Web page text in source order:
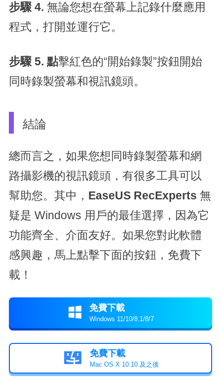
步驟 4. 無論您想在螢幕上記錄什麼應用
程式，打開並運行它。
步驟 5. 點擊紅色的“開始錄製”按鈕開始
同時錄製螢幕和視訊鏡頭。
結論
總而言之，如果您想同時錄製螢幕和網
路攝影機的視訊鏡頭，有很多工具可以
幫助您。其中， EaseUS RecExperts 無
疑是 Windows 用戶的最佳選擇，因為它
功能齊全、介面友好。如果您對此軟體
感興趣，馬上點擊下面的按鈕，免費下
載！
 免費下載
Windows 11/10/8.1/8/7
 免費下載
Mac OS X 10.10 及之後